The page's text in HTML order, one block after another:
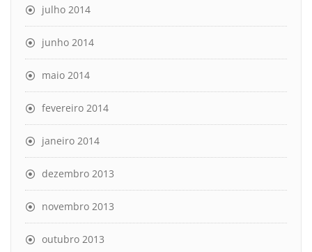
julho 2014
junho 2014
maio 2014
fevereiro 2014
janeiro 2014
dezembro 2013
novembro 2013
outubro 2013